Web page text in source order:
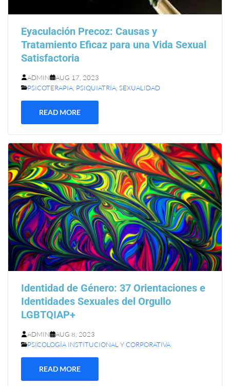
Eyaculación Precoz: Causas y
Tratamiento Eficaz para una Vida Sexual
Satisfactoria
ADMIN
AUG 17, 2023
PSICOTERAPIA, PSIQUIATRÍA, SEXUALIDAD
READ MORE
Identidad de Género: 37 Orientaciones e
Identidades Sexuales del Orgullo
LGBTQIAP+
ADMIN
AUG 8, 2023
PSICOLOGÍA INSTITUCIONAL Y CORPORATIVA
READ MORE